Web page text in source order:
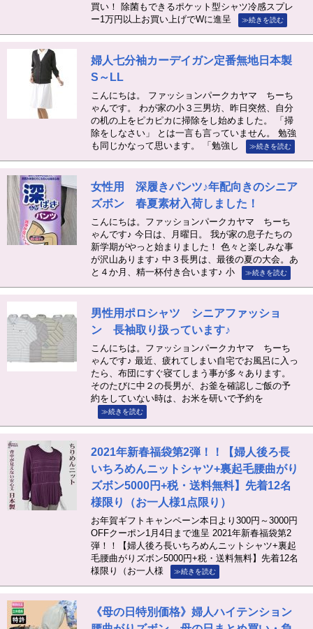
買い！ 除菌もできるポケット型シャツ冷感スプレ
ー1万円以上お買い上げでWに進呈
≫続きを読む
婦人七分袖カーデイガン定番無地日本製
S～LL
こんにちは。 ファッションパークカヤマ ちーち
ゃんです。 わが家の小３三男坊、昨日突然、自分
の机の上をピカピカに掃除をし始めました。 「掃
除をしなさい」 とは一言も言っていません。 勉強
も同じかなって思います。 「勉強し
≫続きを読む
女性用 深履きパンツ♪年配向きのシニア
ズボン 春夏素材入荷しました！
こんにちは。ファッションパークカヤマ ちーち
ゃんです♪ 今日は、月曜日。 我が家の息子たちの
新学期がやっと始まりました！ 色々と楽しみな事
が沢山あります♪ 中３長男は、最後の夏の大会。あ
と４か月、精一杯付き合います♪ 小
≫続きを読む
男性用ポロシャツ シニアファッショ
ン 長袖取り扱っています♪
こんにちは。ファッションパークカヤマ ちーち
ゃんです♪ 最近、疲れてしまい自宅でお風呂に入っ
たら、布団にすぐ寝てしまう事が多々あります。
そのたびに中２の長男が、お釜を確認しご飯の予
約をしていない時は、お米を研いで予約を
≫続きを読む
2021年新春福袋第2弾！！【婦人後ろ長
いちろめんニットシャツ+裏起毛腰曲がり
ズボン5000円+税・送料無料】先着12名
様限り（お一人様1点限り）
お年賀ギフトキャンペーン本日より300円～3000円
OFFクーポン1月4日まで進呈 2021年新春福袋第2
弾！！【婦人後ろ長いちろめんニットシャツ+裏起
毛腰曲がりズボン5000円+税・送料無料】先着12名
様限り（お一人様
≫続きを読む
《母の日特別価格》婦人ハイテンション